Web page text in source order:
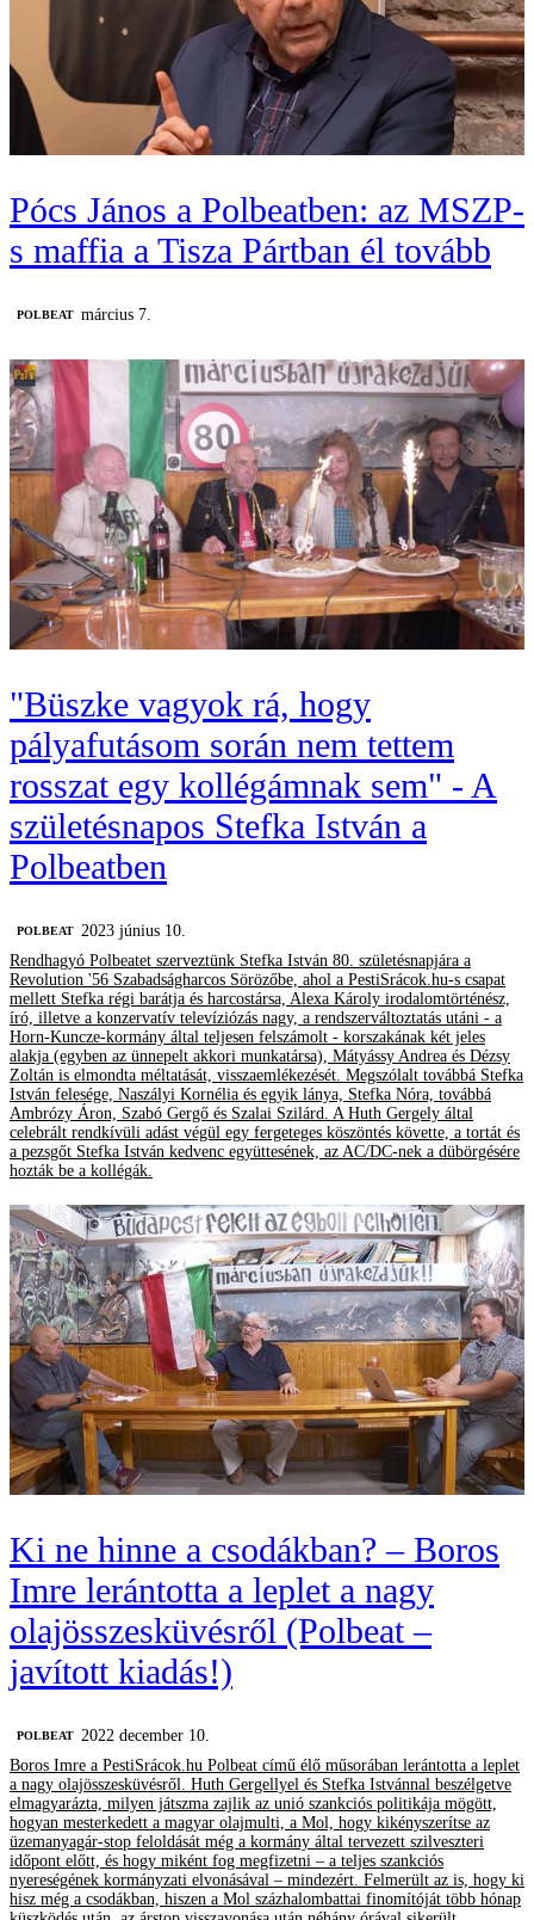
Pócs János a Polbeatben: az MSZP-
s maffia a Tisza Pártban él tovább
‎POLBEAT március 7.
"Büszke vagyok rá, hogy
pályafutásom során nem tettem
rosszat egy kollégámnak sem" - A
születésnapos Stefka István a
Polbeatben
‎POLBEAT
2023 június 10.
Rendhagyó Polbeatet szerveztünk Stefka István 80. születésnapjára a
Revolution '56 Szabadságharcos Sörözőbe, ahol a PestiSrácok.hu-s csapat
mellett Stefka régi barátja és harcostársa, Alexa Károly irodalomtörténész,
író, illetve a konzervatív televíziózás nagy, a rendszerváltoztatás utáni - a
Horn-Kuncze-kormány által teljesen felszámolt - korszakának két jeles
alakja (egyben az ünnepelt akkori munkatársa), Mátyássy Andrea és Dézsy
Zoltán is elmondta méltatását, visszaemlékezését. Megszólalt továbbá Stefka
István felesége, Naszályi Kornélia és egyik lánya, Stefka Nóra, továbbá
Ambrózy Áron, Szabó Gergő és Szalai Szilárd. A Huth Gergely által
celebrált rendkívüli adást végül egy fergeteges köszöntés követte, a tortát és
a pezsgőt Stefka István kedvenc együttesének, az AC/DC-nek a dübörgésére
hozták be a kollégák.
Ki ne hinne a csodákban? – Boros
Imre lerántotta a leplet a nagy
olajösszesküvésről (Polbeat –
javított kiadás!)
‎POLBEAT 2022 december 10.
Boros Imre a PestiSrácok.hu Polbeat című élő műsorában lerántotta a leplet
a nagy olajösszesküvésről. Huth Gergellyel és Stefka Istvánnal beszélgetve
elmagyarázta, milyen játszma zajlik az unió szankciós politikája mögött,
hogyan mesterkedett a magyar olajmulti, a Mol, hogy kikényszerítse az
üzemanyagár-stop feloldását még a kormány által tervezett szilveszteri
időpont előtt, és hogy miként fog megfizetni – a teljes szankciós
nyereségének kormányzati elvonásával – mindezért. Felmerült az is, hogy ki
hisz még a csodákban, hiszen a Mol százhalombattai finomítóját több hónap